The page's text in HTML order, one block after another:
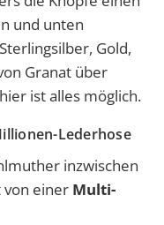
und unten
Gold,
Granat über
ist alles möglich.
Lederhose
inzwischen
von einer Multi-